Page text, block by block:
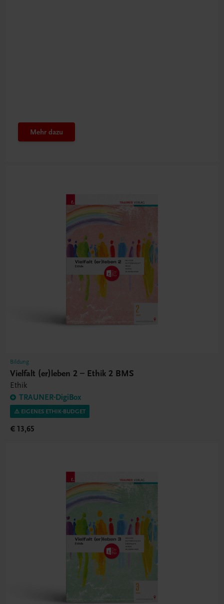
Mehr dazu
Bildung
Vielfalt (er)leben 2 – Ethik 2 BMS
Ethik
TRAUNER-DigiBox
⚠️ EIGENES ETHIK-BUDGET
€ 13,65